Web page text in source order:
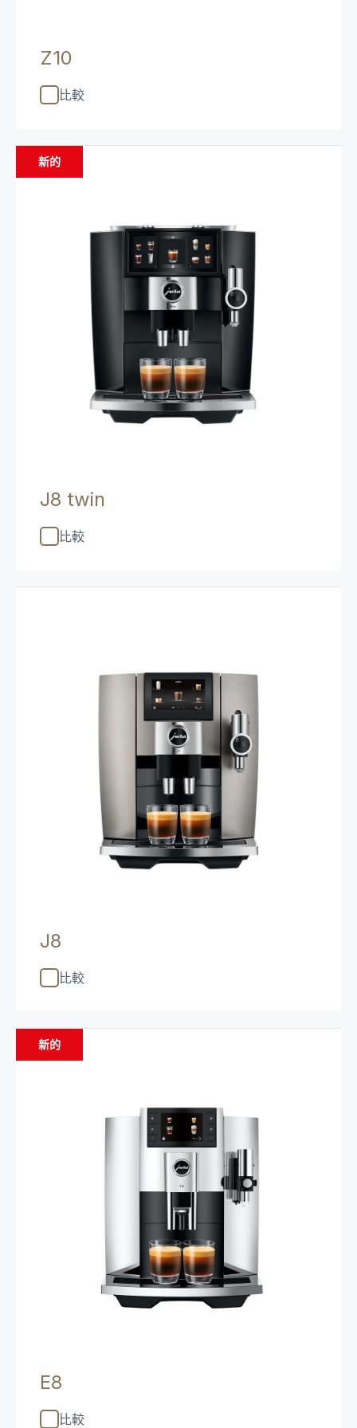
Z10
比較
新的
J8 twin
比較
J8
比較
新的
E8
比較